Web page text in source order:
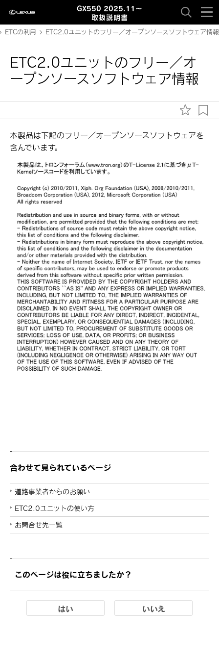
GX550 2025.11～
取扱説明書
ETCの利用 ETC2.0ユニットのフリー／オープンソースソフトウェア情報
ETC2.0ユニットのフリー／オ
ープンソースソフトウェア情報
本製品は下記のフリー／オープンソースソフトウェアを
含んでいます。
合わせて見られているページ
道路事業者からのお願い
ETC2.0ユニットの使い方
お問合せ先一覧
このページは役に立ちましたか？
はい いいえ